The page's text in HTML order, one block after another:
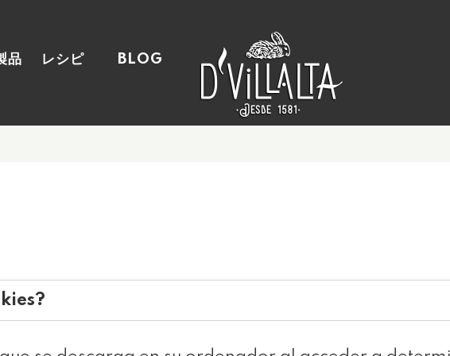
品 レシピ BLOG